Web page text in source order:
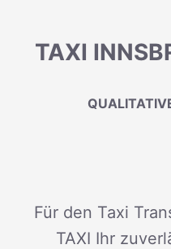
TAXI
Für den Taxi
TAXI Ihr